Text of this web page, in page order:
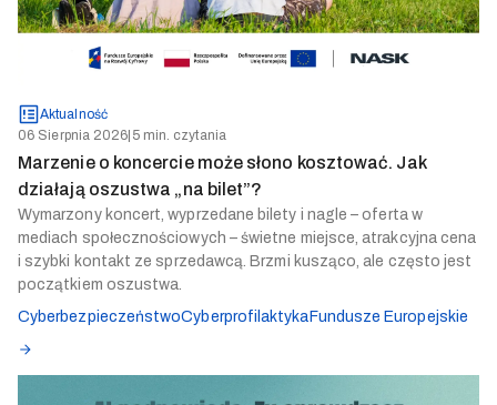
Aktualność
06 Sierpnia 2026 5 min. czytania
Marzenie o koncercie może słono kosztować. Jak
działają oszustwa „na bilet”?
Wymarzony koncert, wyprzedane bilety i nagle – oferta w
mediach społecznościowych – świetne miejsce, atrakcyjna cena
i szybki kontakt ze sprzedawcą. Brzmi kusząco, ale często jest
początkiem oszustwa.
CyberbezpieczeństwoCyberprofilaktyka Fundusze Europejskie